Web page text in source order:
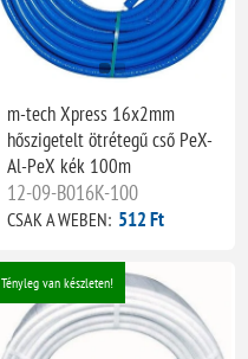
m-tech Xpress 16x2mm
hőszigetelt ötrétegű cső PeX-
Al-PeX kék 100m
12-09-B016K-100
CSAK A WEBEN: 512 Ft
Tényleg van készleten!